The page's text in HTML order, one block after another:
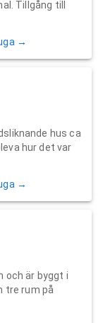
Tillgång till
→
hus ca
hur det var
→
och är byggt i
tre rum på